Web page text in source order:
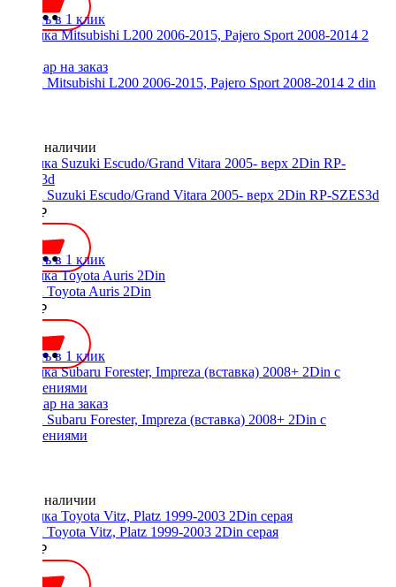
Купить в 1 клик
Рамка Mitsubishi L200 2006-2015, Pajero Sport 2008-2014 2 din
Нет в наличии
Рамка Suzuki Escudo/Grand Vitara 2005- верх 2Din RP-SZES3d
1000 ₽
Купить в 1 клик
Рамка Toyota Auris 2Din
1200 ₽
Купить в 1 клик
Рамка Subaru Forester, Impreza (вставка) 2008+ 2Din с
креплениями
Нет в наличии
Рамка Toyota Vitz, Platz 1999-2003 2Din серая
2300 ₽